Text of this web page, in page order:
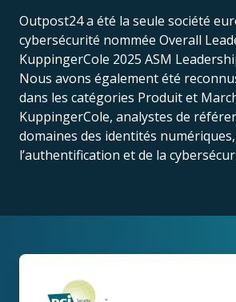
Outpost24 a été la seule société
cybersécurité nommée Overall
KuppingerCole 2025 ASM
Nous avons également été
dans les catégories Produit et
KuppingerCole, analystes de
domaines des identités
l’authentification et de la